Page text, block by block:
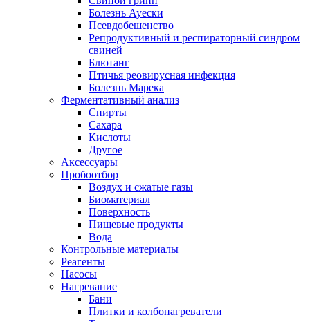
Болезнь Ауески
Псевдобешенство
Репродуктивный и респираторный синдром
свиней
Блютанг
Птичья реовирусная инфекция
Болезнь Марека
Ферментативный анализ
Спирты
Сахара
Кислоты
Другое
Аксессуары
Пробоотбор
Воздух и сжатые газы
Биоматериал
Поверхность
Пищевые продукты
Вода
Контрольные материалы
Реагенты
Насосы
Нагревание
Бани
Плитки и колбонагреватели